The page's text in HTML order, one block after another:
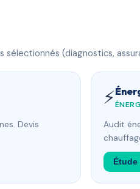
(diagnostics,
Devis
⚡
Audit